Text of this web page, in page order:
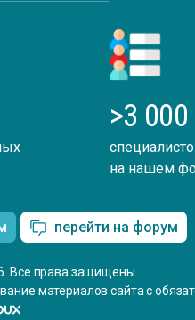
>3 000
на нашем
перейти на форум
Все права защищены
материалов сайта с